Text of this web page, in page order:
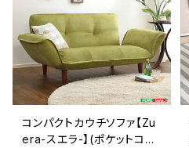
コンパクトカウチソファ【Zu
era-スエラ-】(ポケットコイ